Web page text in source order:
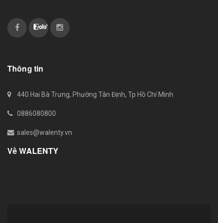
Thông tin
440 Hai Bà Trưng, Phường Tân Định, Tp Hồ Chí Minh
0886080800
sales@walenty.vn
Về WALENTY